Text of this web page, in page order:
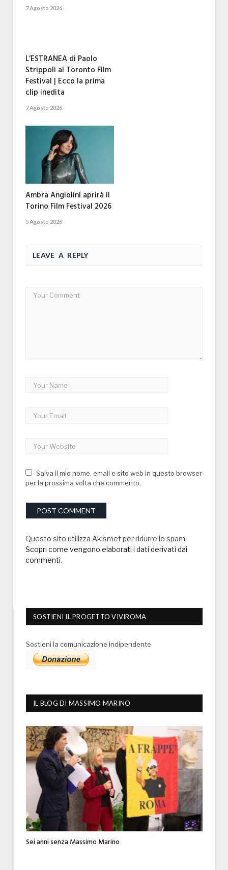
7 Agosto 2026
L’ESTRANEA di Paolo
Strippoli al Toronto Film
Festival | Ecco la prima
clip inedita
7 Agosto 2026
Ambra Angiolini aprirà il
Torino Film Festival 2026
5 Agosto 2026
LEAVE A REPLY
Salva il mio nome, email e sito web in questo browser
per la prossima volta che commento.
Questo sito utilizza Akismet per ridurre lo spam.
Scopri come vengono elaborati i dati derivati dai
commenti.
SOSTIENI IL PROGETTO VIVIROMA
Sostieni la comunicazione indipendente
IL BLOG DI MASSIMO MARINO
Sei anni senza Massimo Marino